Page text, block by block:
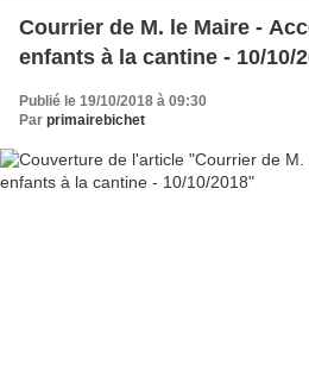
Courrier de M. le Maire -
enfants à la cantine - 10/10/
Publié le 19/10/2018 à 09:30
Par primairebichet